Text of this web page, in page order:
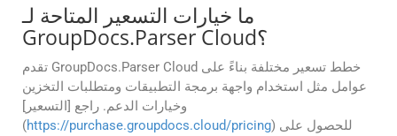
ما خيارات التسعير المتاحة لـ
GroupDocs.Parser Cloud؟
تقدم GroupDocs.Parser Cloud خطط تسعير مختلفة بناءً على
عوامل مثل استخدام واجهة برمجة التطبيقات ومتطلبات التخزين
وخيارات الدعم. راجع [التسعير]
(https://purchase.groupdocs.cloud/pricing) للحصول على